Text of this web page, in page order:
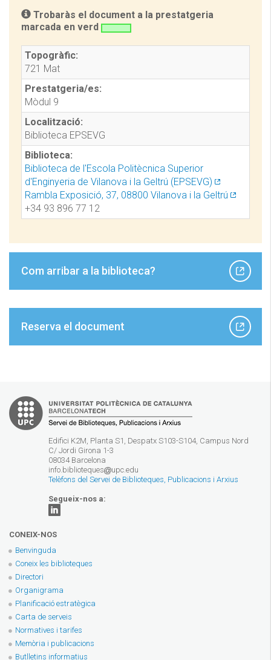
Trobaràs el document a la prestatgeria
marcada en verd
Topogràfic:
721 Mat
Prestatgeria/es:
Mòdul 9
Localització:
Biblioteca EPSEVG
Biblioteca:
Biblioteca de l'Escola Politècnica Superior
d'Enginyeria de Vilanova i la Geltrú (EPSEVG)
Rambla Exposició, 37, 08800 Vilanova i la Geltrú
+34 93 896 77 12
Com arribar a la biblioteca?
Reserva el document
Edifici K2M, Planta S1, Despatx S103-S104, Campus Nord
C/ Jordi Girona 1-3
08034 Barcelona
info.biblioteques
upc.edu
Telèfons del Servei de Biblioteques, Publicacions i Arxius
Segueix-nos a:
CONEIX-NOS
Benvinguda
Coneix les biblioteques
Directori
Organigrama
Planificació estratègica
Carta de serveis
Normatives i tarifes
Memòria i publicacions
Butlletins informatius